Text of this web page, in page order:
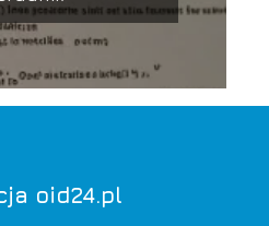
oid24.pl